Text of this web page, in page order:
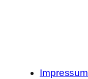
Impressum